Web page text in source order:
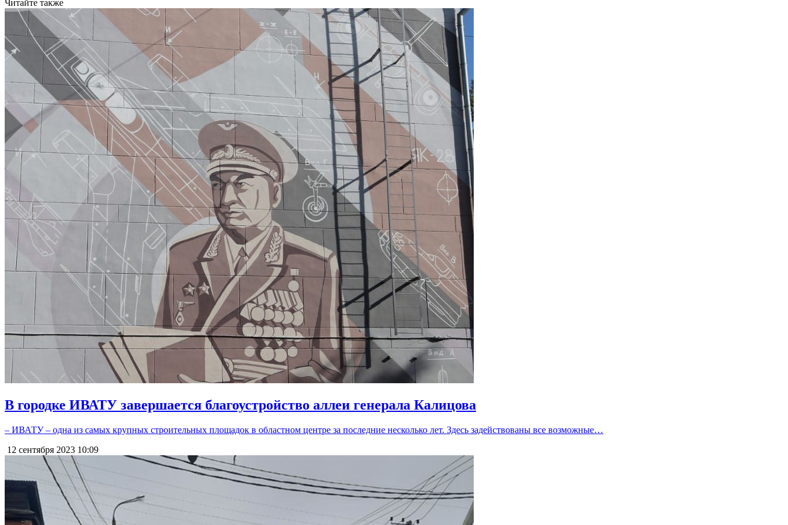
Читайте также
В городке ИВАТУ завершается благоустройство аллеи генерала Калицова
– ИВАТУ – одна из самых крупных строительных площадок в областном центре за последние несколько лет. Здесь задействованы все возможные…
12 сентября 2023 10:09